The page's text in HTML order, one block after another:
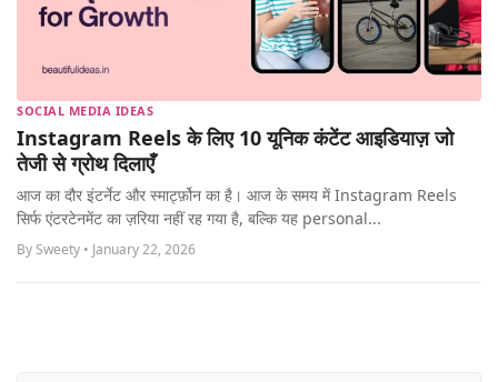
CONTACT NAME IDEAS
MORE
SOCIAL MEDIA IDEAS
Instagram Reels के लिए 10 यूनिक कंटेंट आइडियाज़ जो
तेजी से ग्रोथ दिलाएँ
आज का दौर इंटर्नेट और स्मार्ट्फ़ोन का है। आज के समय में Instagram Reels
सिर्फ एंटरटेनमेंट का ज़रिया नहीं रह गया है, बल्कि यह personal...
By Sweety • January 22, 2026